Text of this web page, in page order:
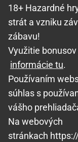
18+ Hazardné
strát a vzniku
zábavu!
Využitie
informácie tu.
Používaním
súhlas s
vášho
Na webových
stránkach